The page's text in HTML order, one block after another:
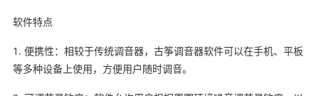
软件特点
1. 便携性：相较于传统调音器，古筝调音器软件可以在手机、平板
等多种设备上使用，方便用户随时调音。